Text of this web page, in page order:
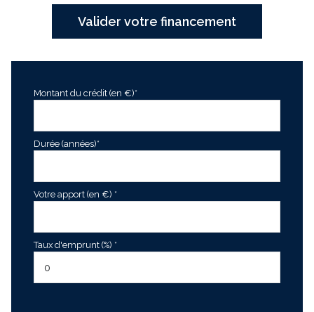
Valider votre financement
Montant du crédit (en €)*
Durée (années)*
Votre apport (en €) *
Taux d'emprunt (%) *